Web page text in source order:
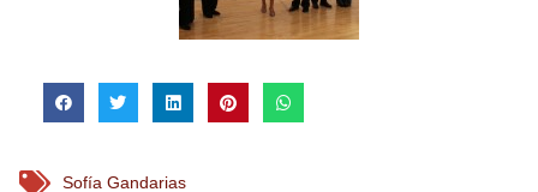
Sofía Gandarias